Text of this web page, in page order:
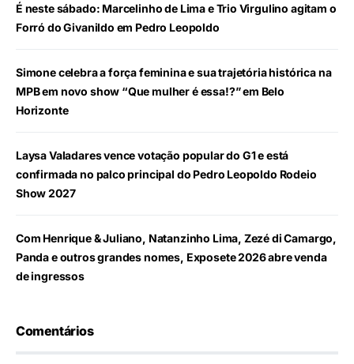
É neste sábado: Marcelinho de Lima e Trio Virgulino agitam o
Forró do Givanildo em Pedro Leopoldo
Simone celebra a força feminina e sua trajetória histórica na
MPB em novo show “Que mulher é essa!?” em Belo
Horizonte
Laysa Valadares vence votação popular do G1 e está
confirmada no palco principal do Pedro Leopoldo Rodeio
Show 2027
Com Henrique & Juliano, Natanzinho Lima, Zezé di Camargo,
Panda e outros grandes nomes, Exposete 2026 abre venda
de ingressos
Comentários